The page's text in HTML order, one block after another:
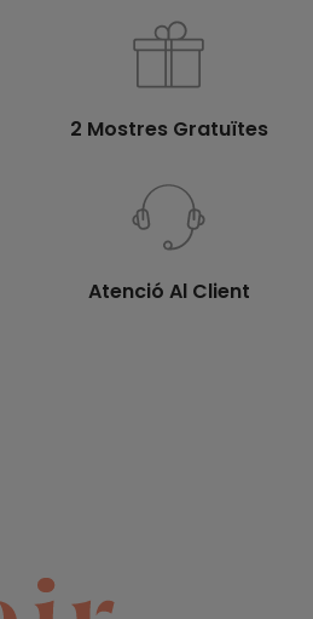
2 Mostres Gratuïtes
Atenció Al Client